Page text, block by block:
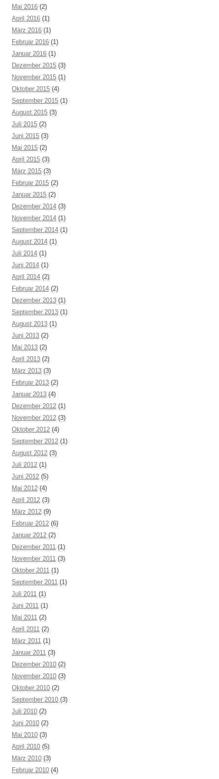
Mai 2016 (2)
April 2016 (1)
März 2016 (1)
Februar 2016 (1)
Januar 2016 (1)
Dezember 2015 (3)
November 2015 (1)
Oktober 2015 (4)
September 2015 (1)
August 2015 (3)
Juli 2015 (2)
Juni 2015 (3)
Mai 2015 (2)
April 2015 (3)
März 2015 (3)
Februar 2015 (2)
Januar 2015 (2)
Dezember 2014 (3)
November 2014 (1)
September 2014 (1)
August 2014 (1)
Juli 2014 (1)
Juni 2014 (1)
April 2014 (2)
Februar 2014 (2)
Dezember 2013 (1)
September 2013 (1)
August 2013 (1)
Juni 2013 (2)
Mai 2013 (2)
April 2013 (2)
März 2013 (3)
Februar 2013 (2)
Januar 2013 (4)
Dezember 2012 (1)
November 2012 (3)
Oktober 2012 (4)
September 2012 (1)
August 2012 (3)
Juli 2012 (1)
Juni 2012 (5)
Mai 2012 (4)
April 2012 (3)
März 2012 (9)
Februar 2012 (6)
Januar 2012 (2)
Dezember 2011 (1)
November 2011 (3)
Oktober 2011 (1)
September 2011 (1)
Juli 2011 (1)
Juni 2011 (1)
Mai 2011 (2)
April 2011 (2)
März 2011 (1)
Januar 2011 (3)
Dezember 2010 (2)
November 2010 (3)
Oktober 2010 (2)
September 2010 (3)
Juli 2010 (2)
Juni 2010 (2)
Mai 2010 (3)
April 2010 (5)
März 2010 (3)
Februar 2010 (4)